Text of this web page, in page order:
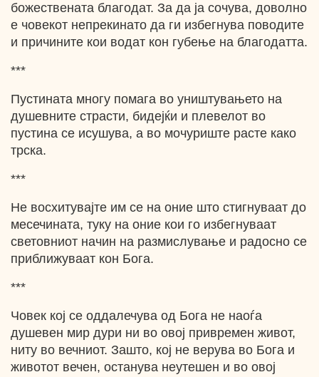
божествената благодат. За да ја сочува, доволно
е човекот непрекинато да ги избегнува поводите
и причините кои водат кон губење на благодатта.
***
Пустината многу помага во уништувањето на
душевните страсти, бидејќи и плевелот во
пустина се исушува, a во мочуриште расте како
трска.
***
Не восхитувајте им се на оние што стигнуваат до
месечината, туку на оние кои го избегнуваат
световниот начин нa размислување и радосно се
приближуваат кон Бога.
***
Човек кој се оддалечува од Бога не наоѓа
душевен мир дури ни во овој привремен живот,
ниту во вечниот. Зашто, кој не верува во Бога и
животот вечен, останува неутешен и во овој